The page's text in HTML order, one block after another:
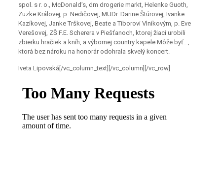
spol. s r. o., McDonald’s, dm drogerie markt, Helenke Guoth,
Zuzke Královej, p. Nedičovej, MUDr. Darine Štúrovej, Ivanke
Kazíkovej, Janke Trškovej, Beate a Tiborovi Vlníkovým, p. Eve
Verešovej, ZŠ F.E. Scherera v Piešťanoch, ktorej žiaci urobili
zbierku hračiek a kníh, a výbornej country kapele Môže byť…,
ktorá bez nároku na honorár odohrala skvelý koncert.
Iveta Lipovská[/vc_column_text][/vc_column][/vc_row]